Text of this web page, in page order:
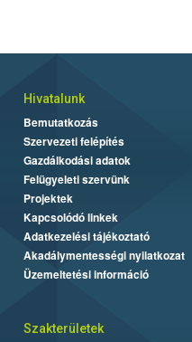
Hivatalunk
Bemutatkozás
Szervezeti felépítés
Gazdálkodási adatok
Felügyeleti szervünk
Projektek
Kapcsolódó linkek
Adatkezelési tájékoztató
Akadálymentességi nyilatkozat
Üzemeltetési információ
Szakterületek